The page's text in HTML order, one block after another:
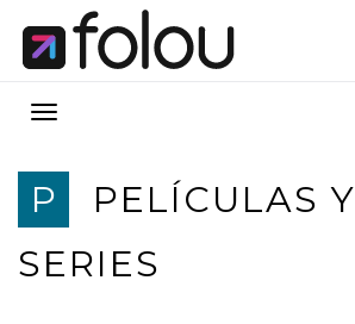
P
PELÍCULAS Y
SERIES